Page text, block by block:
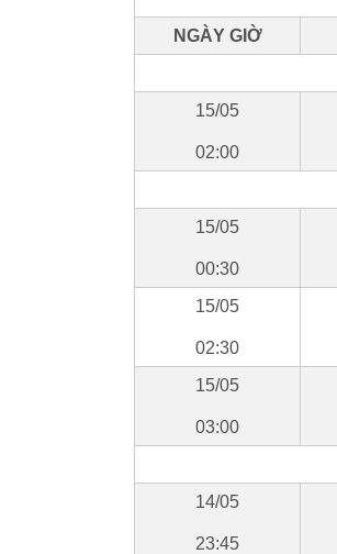
NGÀY GIỜ
15/05
02:00
15/05
00:30
15/05
02:30
15/05
03:00
14/05
23:45